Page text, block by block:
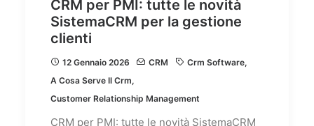
CRM per PMI: tutte le novità
SistemaCRM per la gestione
clienti
12 Gennaio 2026 CRM Crm Software,
A Cosa Serve Il Crm,
Customer Relationship Management
CRM per PMI: tutte le novità SistemaCRM